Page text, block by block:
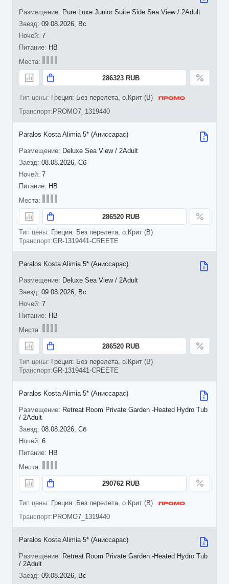
09.08.2026, Вс
7
Pure Luxe Junior Suite Side Sea View / 2Adult
HB
286323 RUB
Греция: Без перелета, о.Крит (B)
PROMO7_1319440
08.08.2026, Сб
7
Paralos Kosta Alimia 5* (Аниссарас)
Deluxe Sea View / 2Adult
HB
286520 RUB
Греция: Без перелета, о.Крит (B)
GR-1319441-CREETE
09.08.2026, Вс
7
Paralos Kosta Alimia 5* (Аниссарас)
Deluxe Sea View / 2Adult
HB
286520 RUB
Греция: Без перелета, о.Крит (B)
GR-1319441-CREETE
08.08.2026, Сб
6
Paralos Kosta Alimia 5* (Аниссарас)
Retreat Room Private Garden -Heated Hydro Tub
/ 2Adult
HB
290762 RUB
Греция: Без перелета, о.Крит (B)
PROMO7_1319440
09.08.2026, Вс
Paralos Kosta Alimia 5* (Аниссарас)
Retreat Room Private Garden -Heated Hydro Tub
/ 2Adult